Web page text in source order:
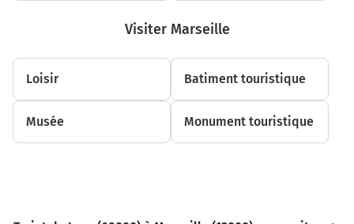
Visiter Marseille
Loisir Batiment touristique
Musée Monument touristique